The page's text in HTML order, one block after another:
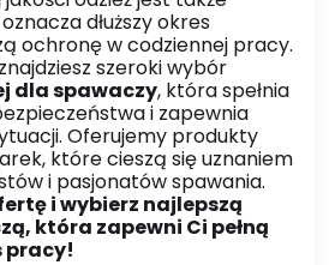
dłuższy okres
ochronę w codziennej pracy.
szeroki wybór
dla spawaczy, która spełnia
i zapewnia
Oferujemy produkty
które cieszą się uznaniem
i pasjonatów spawania.
i wybierz najlepszą
która zapewni Ci pełną
pracy!